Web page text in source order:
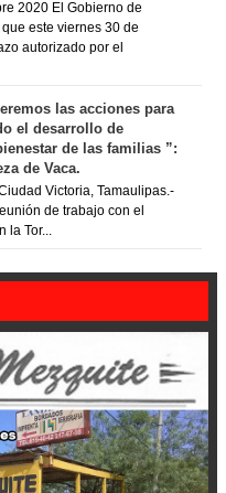
2020 El Gobierno de
este viernes 30 de
autorizado por el
las acciones para
el desarrollo de
de las familias ”:
de Vaca.
Victoria, Tamaulipas.-
de trabajo con el
Tor...